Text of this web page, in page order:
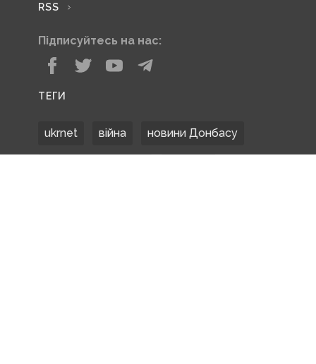
RSS
Підписуйтесь на нас:
ТЕГИ
ukrnet війна новини Донбасу